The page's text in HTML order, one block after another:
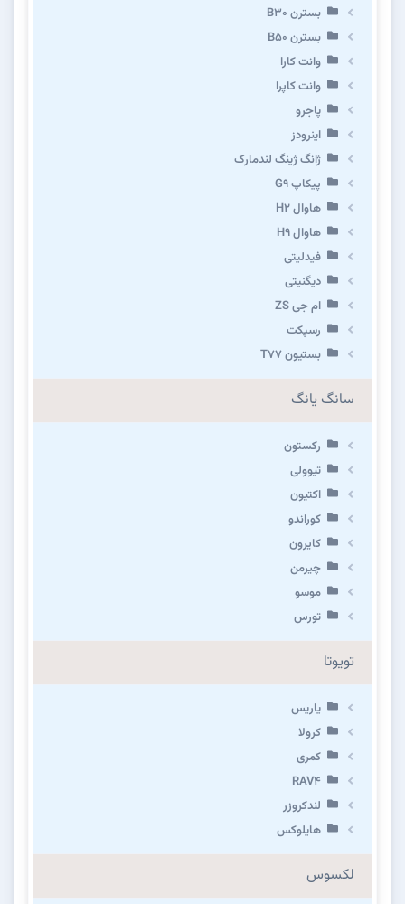
بسترن B۳۰
بسترن B۵۰
وانت کارا
وانت کاپرا
پاجرو
اینرودز
ژانگ ژینگ لندمارک
پیکاپ G۹
هاوال H۲
هاوال H۹
فیدلیتی
دیگنیتی
ام جی ZS
رسپکت
بستیون T۷۷
سانگ یانگ
رکستون
تیوولی
اکتیون
کوراندو
کایرون
چیرمن
موسو
تورس
تویوتا
یاریس
کرولا
کمری
RAV4
لندکروزر
هایلوکس
لکسوس